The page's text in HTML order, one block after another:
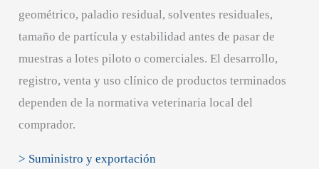
geométrico, paladio residual, solventes residuales,
tamaño de partícula y estabilidad antes de pasar de
muestras a lotes piloto o comerciales. El desarrollo,
registro, venta y uso clínico de productos terminados
dependen de la normativa veterinaria local del
comprador.
> Suministro y exportación